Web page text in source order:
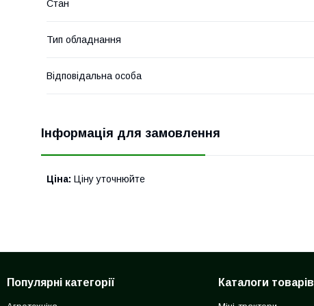
Стан
Тип обладнання
Відповідальна особа
Інформація для замовлення
Ціна: Ціну уточнюйте
Популярні категорії Каталоги товарів